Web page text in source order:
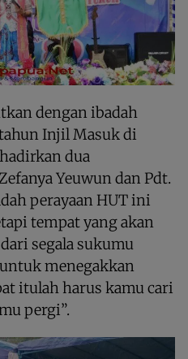
dengan ibadah
Injil Masuk di
dua
Yeuwun dan Pdt.
perayaan HUT ini
tempat yang akan
segala sukumu
menegakkan
itulah harus kamu cari
pergi”.